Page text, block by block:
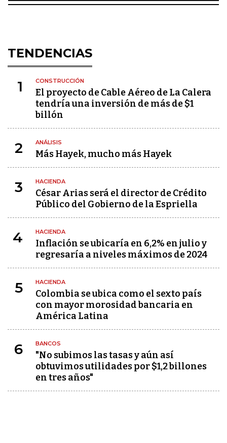
TENDENCIAS
1 CONSTRUCCIÓN
El proyecto de Cable Aéreo de La Calera
tendría una inversión de más de $1
billón
2 ANÁLISIS
Más Hayek, mucho más Hayek
3 HACIENDA
César Arias será el director de Crédito
Público del Gobierno de la Espriella
4 HACIENDA
Inflación se ubicaría en 6,2% en julio y
regresaría a niveles máximos de 2024
5 HACIENDA
Colombia se ubica como el sexto país
con mayor morosidad bancaria en
América Latina
6 BANCOS
"No subimos las tasas y aún así
obtuvimos utilidades por $1,2 billones
en tres años"